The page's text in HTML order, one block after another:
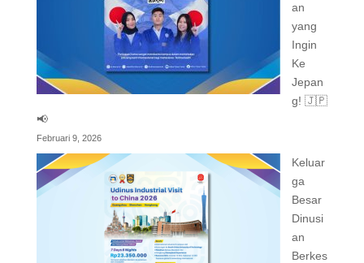
an
yang
Ingin
Ke
Jepan
g! 🇯🇵
📢
Februari 9, 2026
Keluar
ga
Besar
Dinusi
an
Berkes